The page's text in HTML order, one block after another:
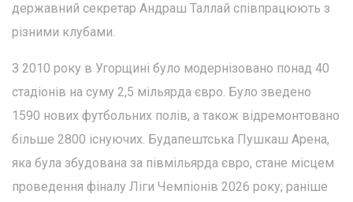
державний секретар Андраш Таллай співпрацюють з
різними клубами.
З 2010 року в Угорщині було модернізовано понад 40
стадіонів на суму 2,5 мільярда євро. Було зведено
1590 нових футбольних полів, а також відремонтовано
більше 2800 існуючих. Будапештська Пушкаш Арена,
яка була збудована за півмільярда євро, стане місцем
проведення фіналу Ліги Чемпіонів 2026 року; раніше